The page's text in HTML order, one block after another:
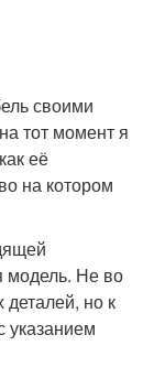
своими
тот момент я
её
на котором
модель. Не во
но к
указанием